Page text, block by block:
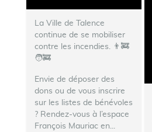
La Ville de Talence
continue de se mobiliser
contre les incendies. 👨‍🚒
🧑‍🚒
Envie de déposer des
dons ou de vous inscrire
sur les listes de bénévoles
? Rendez-vous à l’espace
François Mauriac en...